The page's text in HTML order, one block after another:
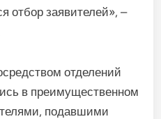
отбор заявителей», –
отделений
в преимущественном
подавшими